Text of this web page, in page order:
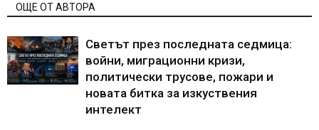
ОЩЕ ОТ АВТОРА
Светът през последната седмица:
войни, миграционни кризи,
политически трусове, пожари и
новата битка за изкуствения
интелект